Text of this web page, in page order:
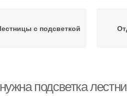
с подсветкой
подсветка